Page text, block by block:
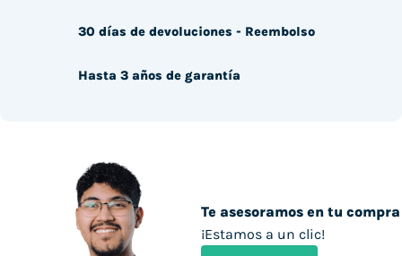
Te asesoramos en tu compra
¡Estamos a un clic!
30 días de devoluciones - Reembolso
Hasta 3 años de garantía